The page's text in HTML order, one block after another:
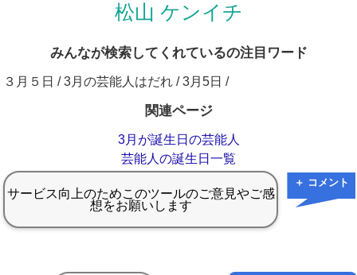
松山 ケンイチ
みんなが検索してくれているの注目ワード
３月５日 / 3月の芸能人はだれ / 3月5日 /
関連ページ
3月が誕生日の芸能人
芸能人の誕生日一覧
＋ コメント